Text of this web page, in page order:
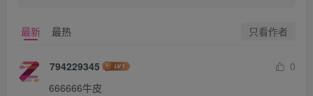
最新 最热 只看作者
794229345
0
666666牛皮